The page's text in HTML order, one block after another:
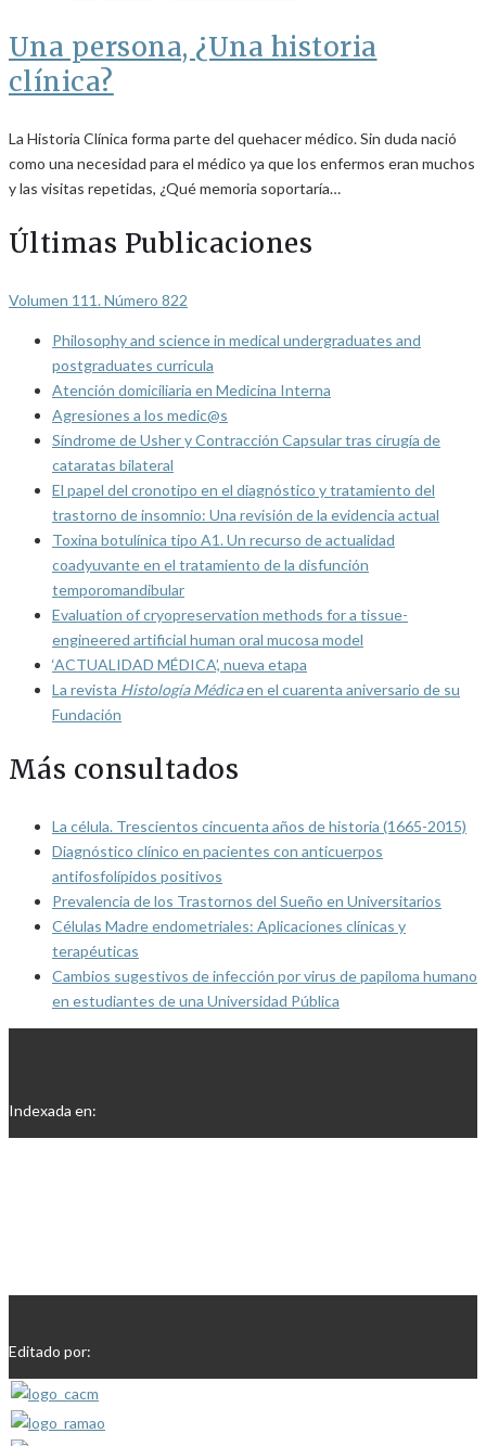
Una persona, ¿Una historia
clínica?
La Historia Clínica forma parte del quehacer médico. Sin duda nació
como una necesidad para el médico ya que los enfermos eran muchos
y las visitas repetidas, ¿Qué memoria soportaría…
Últimas Publicaciones
Volumen 111. Número 822
Philosophy and science in medical undergraduates and
postgraduates curricula
Atención domiciliaria en Medicina Interna
Agresiones a los medic@s
Síndrome de Usher y Contracción Capsular tras cirugía de
cataratas bilateral
El papel del cronotipo en el diagnóstico y tratamiento del
trastorno de insomnio: Una revisión de la evidencia actual
Toxina botulínica tipo A1. Un recurso de actualidad
coadyuvante en el tratamiento de la disfunción
temporomandibular
Evaluation of cryopreservation methods for a tissue-
engineered artificial human oral mucosa model
‘ACTUALIDAD MÉDICA’, nueva etapa
La revista Histología Médicaen el cuarenta aniversario de su
Fundación
Más consultados
La célula. Trescientos cincuenta años de historia (1665-2015)
Diagnóstico clínico en pacientes con anticuerpos
antifosfolípidos positivos
Prevalencia de los Trastornos del Sueño en Universitarios
Células Madre endometriales: Aplicaciones clínicas y
terapéuticas
Cambios sugestivos de infección por virus de papiloma humano
en estudiantes de una Universidad Pública
Indexada en:
Editado por: